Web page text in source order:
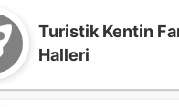
Turistik Kentin
Halleri